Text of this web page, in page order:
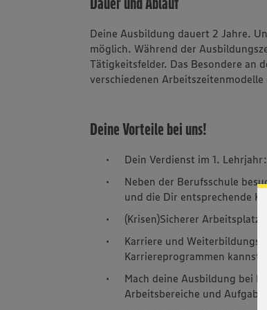
Deine Ausbildung dauert 2 Jahre.
möglich. Während der
Tätigkeitsfelder. Das Besondere an
verschiedenen
Deine Vorteile bei uns!
Dein Verdienst im 1.
Neben der Berufsschule
und die Dir entsprechende
(Krisen)Sicherer Arbeitsplatz
Karriere und
Karriereprogrammen kannst
Mach deine Ausbildung bei
Arbeitsbereiche und